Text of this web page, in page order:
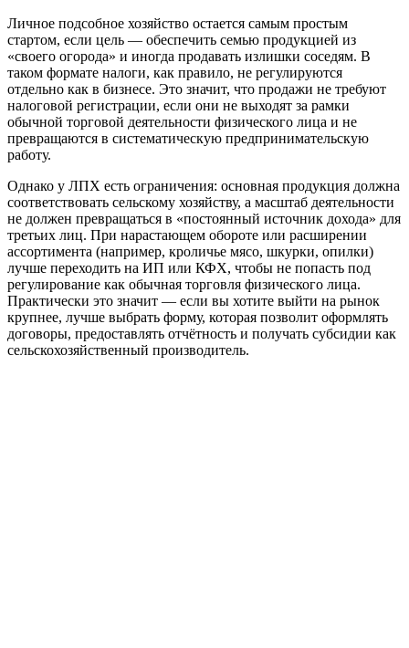
Личное подсобное хозяйство остается самым простым
стартом, если цель — обеспечить семью продукцией из
«своего огорода» и иногда продавать излишки соседям. В
таком формате налоги, как правило, не регулируются
отдельно как в бизнесе. Это значит, что продажи не требуют
налоговой регистрации, если они не выходят за рамки
обычной торговой деятельности физического лица и не
превращаются в систематическую предпринимательскую
работу.
Однако у ЛПХ есть ограничения: основная продукция должна
соответствовать сельскому хозяйству, а масштаб деятельности
не должен превращаться в «постоянный источник дохода» для
третьих лиц. При нарастающем обороте или расширении
ассортимента (например, кроличье мясо, шкурки, опилки)
лучше переходить на ИП или КФХ, чтобы не попасть под
регулирование как обычная торговля физического лица.
Практически это значит — если вы хотите выйти на рынок
крупнее, лучше выбрать форму, которая позволит оформлять
договоры, предоставлять отчётность и получать субсидии как
сельскохозяйственный производитель.